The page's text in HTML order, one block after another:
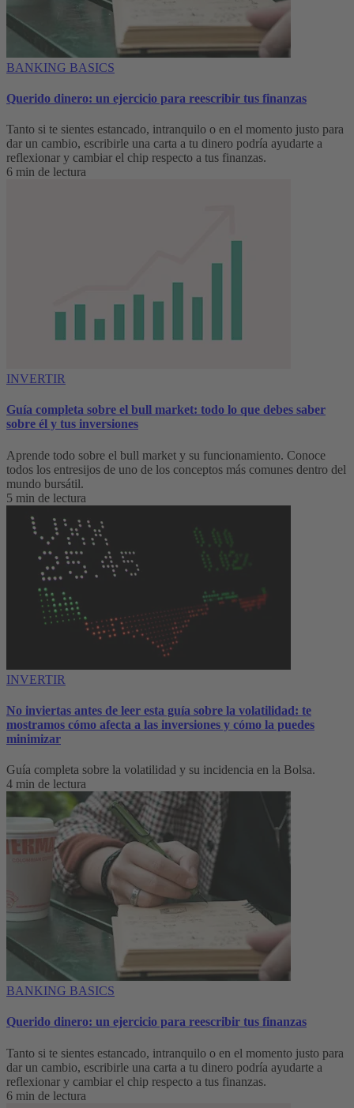
BANKING BASICS
Querido dinero: un ejercicio para reescribir tus finanzas
Tanto si te sientes estancado, intranquilo o en el momento justo para
dar un cambio, escribirle una carta a tu dinero podría ayudarte a
reflexionar y cambiar el chip respecto a tus finanzas.
6 min de lectura
INVERTIR
Guía completa sobre el bull market: todo lo que debes saber
sobre él y tus inversiones
Aprende todo sobre el bull market y su funcionamiento. Conoce
todos los entresijos de uno de los conceptos más comunes dentro del
mundo bursátil.
5 min de lectura
INVERTIR
No inviertas antes de leer esta guía sobre la volatilidad: te
mostramos cómo afecta a las inversiones y cómo la puedes
minimizar
Guía completa sobre la volatilidad y su incidencia en la Bolsa.
4 min de lectura
BANKING BASICS
Querido dinero: un ejercicio para reescribir tus finanzas
Tanto si te sientes estancado, intranquilo o en el momento justo para
dar un cambio, escribirle una carta a tu dinero podría ayudarte a
reflexionar y cambiar el chip respecto a tus finanzas.
6 min de lectura